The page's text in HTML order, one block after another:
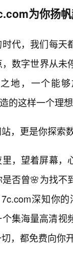
为你扬
代，我们每天
数字世界从
地，一个能
的这样一个理
，更是你探索
，望着屏幕，
否曾🌸为找
深知你
集海量高清
，都免费向你